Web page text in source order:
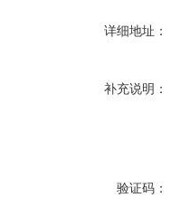
详细地址：
补充说明：
验证码：